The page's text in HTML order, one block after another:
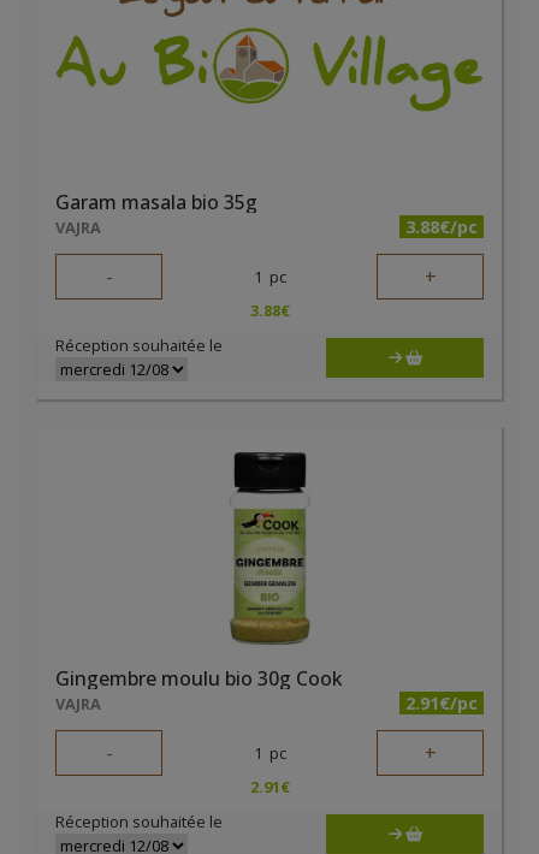
Garam masala bio 35g
VAJRA 3.88€/pc
- 1 pc +
3.88€
Réception souhaitée le
Gingembre moulu bio 30g Cook
VAJRA 2.91€/pc
- 1 pc +
2.91€
Réception souhaitée le